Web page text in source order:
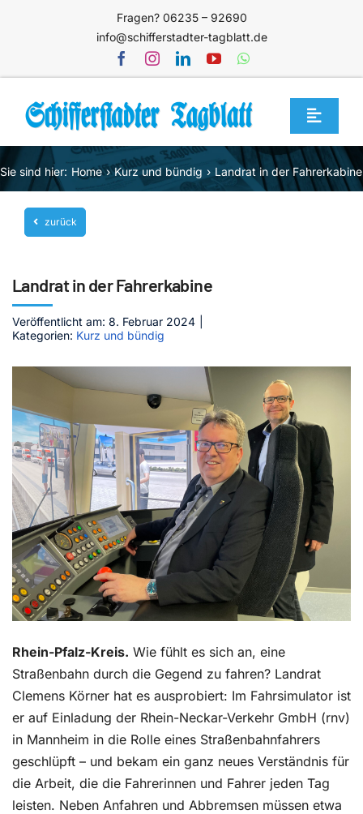
Fragen? 06235 – 92690
info@schifferstadter-tagblatt.de
Toggle
Home
Themen
Blog
Service
Mediathek
Kontakt
Sie sind hier: Home Kurz und bündig Landrat in der Fahrerkabine
zurück
Landrat in der Fahrerkabine
Veröffentlicht am: 8. Februar 2024
Kategorien: Kurz und bündig
Rhein-Pfalz-Kreis. Wie fühlt es sich an, eine
Straßenbahn durch die Gegend zu fahren? Landrat
Clemens Körner hat es ausprobiert: Im Fahrsimulator ist
er auf Einladung der Rhein-Neckar-Verkehr GmbH (rnv)
in Mannheim in die Rolle eines Straßenbahnfahrers
geschlüpft – und bekam ein ganz neues Verständnis für
die Arbeit, die die Fahrerinnen und Fahrer jeden Tag
leisten. Neben Anfahren und Abbremsen müssen etwa